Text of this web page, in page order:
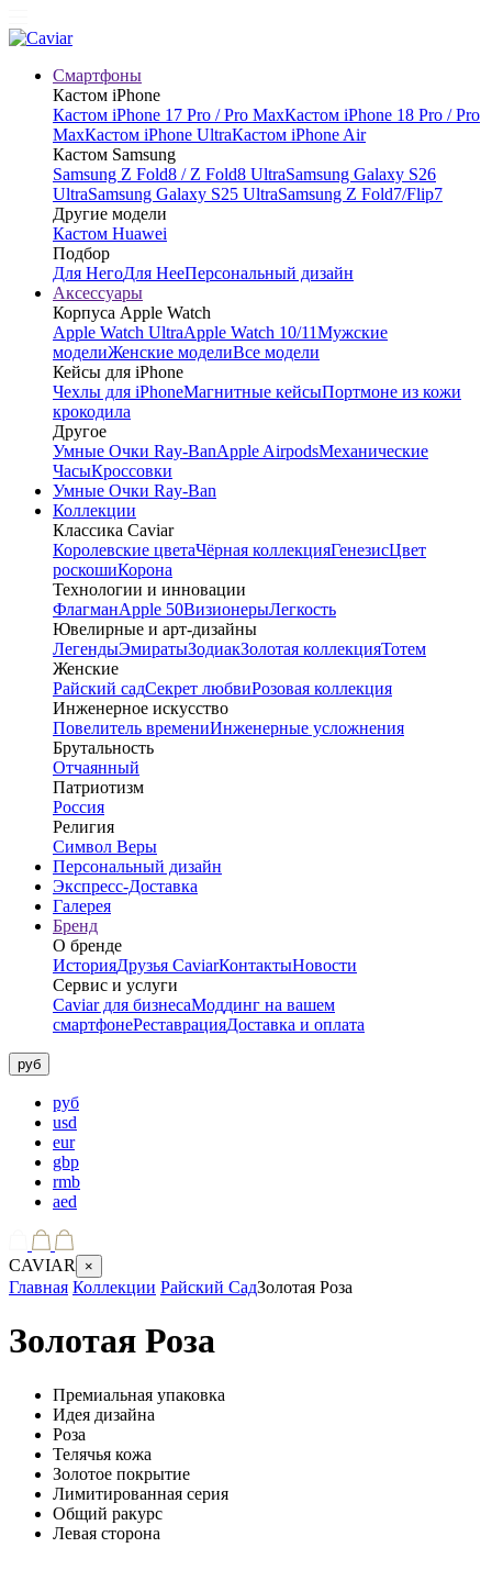
Смартфоны
Кастом iPhone
Кастом iPhone 17 Pro / Pro MaxКастом iPhone 18 Pro / Pro
MaxКастом iPhone UltraКастом iPhone Air
Кастом Samsung
Samsung Z Fold8 / Z Fold8 UltraSamsung Galaxy S26
UltraSamsung Galaxy S25 UltraSamsung Z Fold7/Flip7
Другие модели
Кастом Huawei
Подбор
Для НегоДля НееПерсональный дизайн
Аксессуары
Корпуса Apple Watch
Apple Watch UltraApple Watch 10/11Мужские
моделиЖенские моделиВсе модели
Кейсы для iPhone
Чехлы для iPhoneМагнитные кейсыПортмоне из кожи
крокодила
Другое
Умные Очки Ray-BanApple AirpodsМеханические
ЧасыКроссовки
Умные Очки Ray-Ban
Коллекции
Классика Caviar
Королевские цветаЧёрная коллекцияГенезисЦвет
роскошиКорона
Технологии и инновации
ФлагманApple 50ВизионерыЛегкость
Ювелирные и арт-дизайны
ЛегендыЭмиратыЗодиакЗолотая коллекцияТотем
Женские
Райский садСекрет любвиРозовая коллекция
Инженерное искусство
Повелитель времениИнженерные усложнения
Брутальность
Отчаянный
Патриотизм
Россия
Религия
Символ Веры
Персональный дизайн
Экспресс-Доставка
Галерея
Бренд
О бренде
ИсторияДрузья CaviarКонтактыНовости
Сервис и услуги
Caviar для бизнесаМоддинг на вашем
смартфонеРеставрацияДоставка и оплата
руб
руб
usd
eur
gbp
rmb
aed
CAVIAR ×
Главная Коллекции Райский СадЗолотая Роза
Золотая Роза
Премиальная упаковка
Идея дизайна
Роза
Телячья кожа
Золотое покрытие
Лимитированная серия
Общий ракурс
Левая сторона